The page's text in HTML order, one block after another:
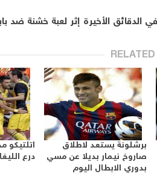
الدقائق الأخيرة إثر لعبة خشنة ضد
برشلونة يستعد لاطلاق
صاروخ نيمار بديلا عن مسي
بدوري الابطال اليوم
اتلتيكو
درع الليغا